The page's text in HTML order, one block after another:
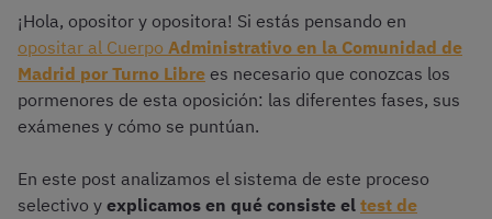
¡Hola, opositor y opositora! Si estás pensando en
opositar al Cuerpo Administrativo en la Comunidad de
Madrid por Turno Libre es necesario que conozcas los
pormenores de esta oposición: las diferentes fases, sus
exámenes y cómo se puntúan.
En este post analizamos el sistema de este proceso
selectivo y explicamos en qué consiste el test de